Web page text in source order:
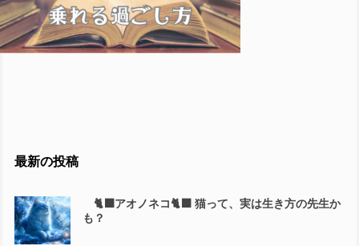
最新の投稿
🐈‍⬛アオノネコ🐈‍⬛ 猫って、実は生き方の先生か
も？